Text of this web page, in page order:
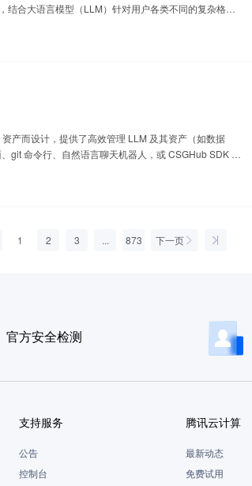
结合大语言模型（LLM）针对用户各类不同的复杂格式
产而设计，提供了高效管理 LLM 及其资产（如数据
git 命令行、自然语言聊天机器人，或 CSGHub SDK 对
1 2 3 ... 873 下一页
官方安全检测
支持服务
公告
控制台
腾讯云计算
最新动态
免费试用